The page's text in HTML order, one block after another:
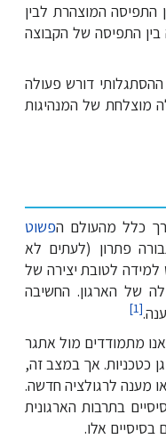
התפיסה המוצהרת לבין
התפיסה של הקבוצה
דורש פעולה
מוצלחת של המנהיגות
כלל מהעולם הפשוט
פתרון (לעתים לא
לטובת יצירה של
של הארגון. החשיבה
[
1
]
מתמודדים מול אתגר
כטכניות. אך במצב זה,
מענה לרגולציה חדשה.
בתרבות הארגונית
בסיסיים אלו.